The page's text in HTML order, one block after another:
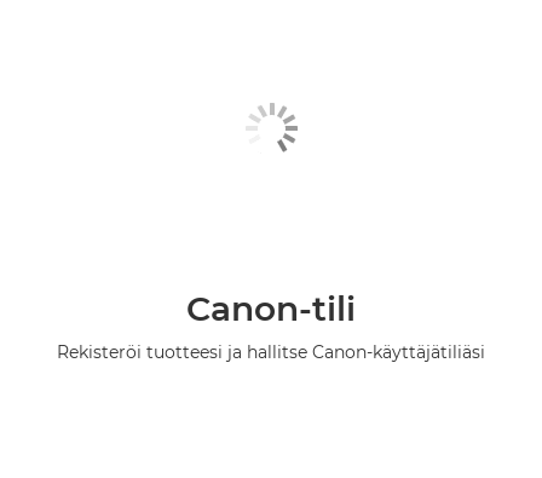
Canon-tili
Rekisteröi tuotteesi ja hallitse Canon-käyttäjätiliäsi